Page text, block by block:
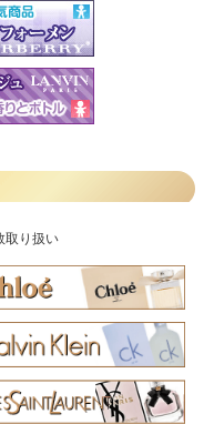
取り扱い